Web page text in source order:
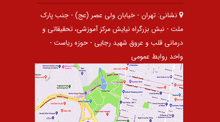
نشانی: تهران - خیابان ولی عصر (عج) - جنب پارک
ملت - نبش بزرگراه نیایش مرکز آموزشی، تحقیقاتی و
درمانی قلب و عروق شهید رجایی - حوزه ریاست -
واحد روابط عمومی